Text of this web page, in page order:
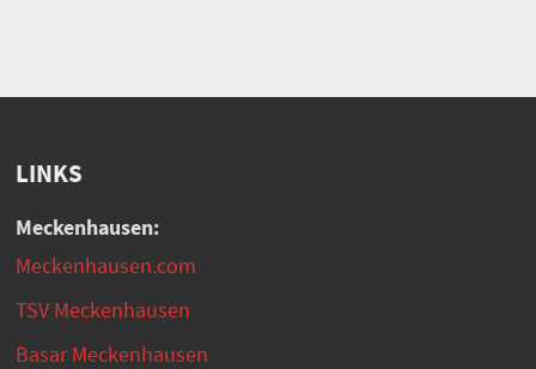
LINKS
Meckenhausen:
Meckenhausen.com
TSV Meckenhausen
Basar Meckenhausen